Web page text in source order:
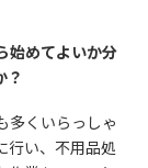
始めてよいか分
？
多くいらっしゃ
行い、不用品処